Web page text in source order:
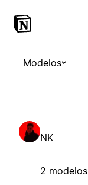
Modelos
NK
2 modelos